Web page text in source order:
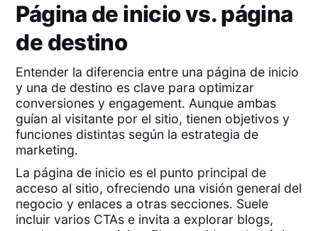
Página de inicio vs. página
de destino
Entender la diferencia entre una página de inicio
y una de destino es clave para optimizar
conversiones y engagement. Aunque ambas
guían al visitante por el sitio, tienen objetivos y
funciones distintas según la estrategia de
marketing.
La página de inicio es el punto principal de
acceso al sitio, ofreciendo una visión general del
negocio y enlaces a otras secciones. Suele
incluir varios CTAs e invita a explorar blogs,